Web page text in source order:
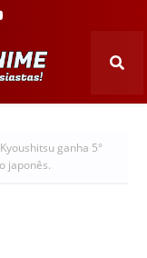
ganha 5°
japonês.